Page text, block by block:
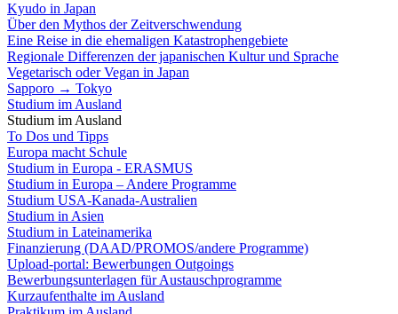
Kyudo in Japan
Über den Mythos der Zeitverschwendung
Eine Reise in die ehemaligen Katastrophengebiete
Regionale Differenzen der japanischen Kultur und Sprache
Vegetarisch oder Vegan in Japan
Sapporo → Tokyo
Studium im Ausland
Studium im Ausland
To Dos und Tipps
Europa macht Schule
Studium in Europa - ERASMUS
Studium in Europa – Andere Programme
Studium USA-Kanada-Australien
Studium in Asien
Studium in Lateinamerika
Finanzierung (DAAD/PROMOS/andere Programme)
Upload-portal: Bewerbungen Outgoings
Bewerbungsunterlagen für Austauschprogramme
Kurzaufenthalte im Ausland